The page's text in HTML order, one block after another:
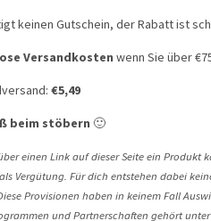
keinen Gutschein, der Rabatt ist
Versandkosten wenn Sie über
€5,49
beim stöbern 🙂
einen Link auf dieser Seite ein Produkt
Vergütung. Für dich entstehen dabei
Provisionen haben in keinem Fall
und Partnerschaften gehört